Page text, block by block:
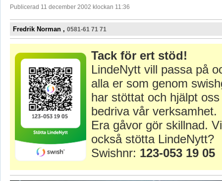
Publicerad 11 december 2002 klockan 11:36
Fredrik Norman , 0581-61 71 71
Tack för ert stöd!
LindeNytt vill passa på
alla er som genom
har stöttat och hjälpt
bedriva vår verksamhet.
Era gåvor gör skillnad.
också stötta LindeNytt?
Swishnr: 123-053 19 05